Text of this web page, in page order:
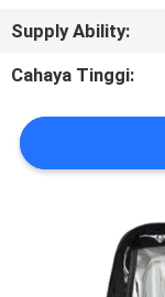
Supply Ability:
Cahaya Tinggi: